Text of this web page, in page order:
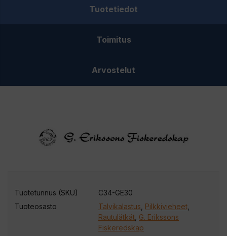
kupari/K
Tuotetiedot
Toimitus
Arvostelut
Tuotetunnus (SKU)
C34-GE30
Tuoteosasto
Talvikalastus Pilkkivieheet
Rautulätkät G. Erikssons
Fiskeredskap